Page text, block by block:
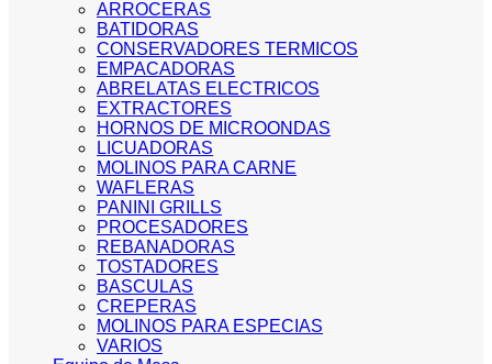
ARROCERAS
BATIDORAS
CONSERVADORES TERMICOS
EMPACADORAS
ABRELATAS ELECTRICOS
EXTRACTORES
HORNOS DE MICROONDAS
LICUADORAS
MOLINOS PARA CARNE
WAFLERAS
PANINI GRILLS
PROCESADORES
REBANADORAS
TOSTADORES
BASCULAS
CREPERAS
MOLINOS PARA ESPECIAS
VARIOS